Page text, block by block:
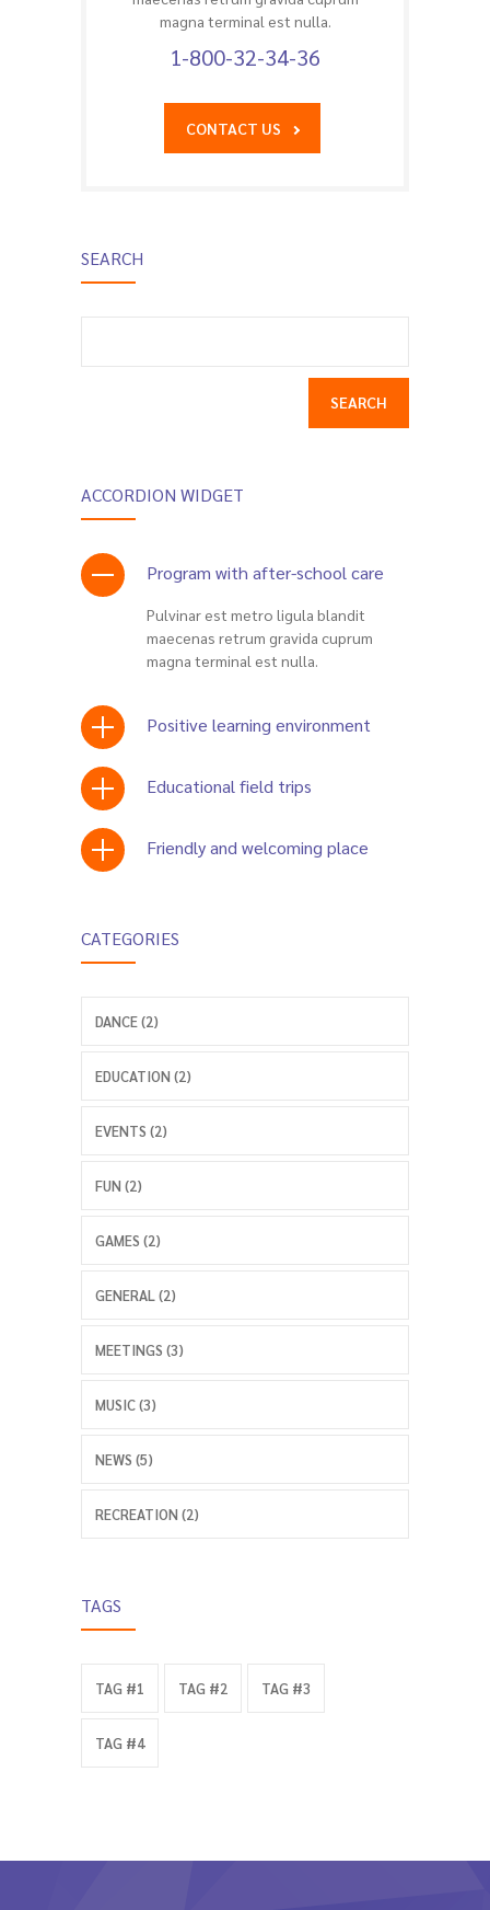
magna terminal est nulla.
1-800-32-34-36
CONTACT US
SEARCH
ACCORDION WIDGET
Program with after-school care
Pulvinar est metro ligula blandit
maecenas retrum gravida cuprum
magna terminal est nulla.
Positive learning environment
Educational field trips
Friendly and welcoming place
CATEGORIES
DANCE (2)
EDUCATION (2)
EVENTS (2)
FUN (2)
GAMES (2)
GENERAL (2)
MEETINGS (3)
MUSIC (3)
NEWS (5)
RECREATION (2)
TAGS
TAG #1 TAG #2 TAG #3
TAG #4